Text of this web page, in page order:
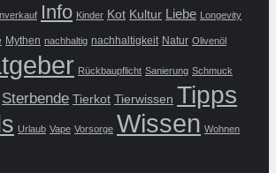
Info Kinder Kot Kultur Liebe Longevity
Mythen nachhaltig nachhaltigkeit Natur Olivenöl
Rückbaupflicht Sanierung Schmuck
Sterbende Tierkot Tierwissen Tipps
Urlaub Vape Vorsorge Wissen Wohnen